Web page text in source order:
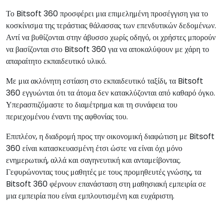
Το Bitsoft 360 προσφέρει μια επιμελημένη προσέγγιση για το
κοσκίνισμα της τεράστιας θάλασσας των επενδυτικών δεδομένων.
Αντί να βυθίζονται στην άβυσσο χωρίς οδηγό, οι χρήστες μπορούν
να βασίζονται στο Bitsoft 360 για να αποκαλύψουν με χάρη το
απαραίτητο εκπαιδευτικό υλικό.
Με μια ακλόνητη εστίαση στο εκπαιδευτικό ταξίδι, τα Bitsoft
360 εγγυώνται ότι τα άτομα δεν κατακλύζονται από καθαρό όγκο.
Υπερασπιζόμαστε το διαμέτρημα και τη συνάφεια του
περιεχομένου έναντι της αφθονίας του.
Επιπλέον, η διαδρομή προς την οικονομική διαφώτιση με Bitsoft
360 είναι κατασκευασμένη έτσι ώστε να είναι όχι μόνο
ενημερωτική, αλλά και σαγηνευτική και ανταμείβοντας.
Γεφυρώνοντας τους μαθητές με τους προμηθευτές γνώσης, τα
Bitsoft 360 φέρνουν επανάσταση στη μαθησιακή εμπειρία σε
μια εμπειρία που είναι εμπλουτισμένη και ευχάριστη.